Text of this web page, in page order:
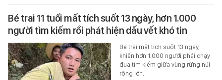
Bé trai 11 tuổi mất tích suốt 13 ngày, hơn 1.000
người tìm kiếm rồi phát hiện dấu vết khó tin
Bé trai mất tích suốt 13 ngày,
khiến hơn 1.000 người phải chạy
đua tìm kiếm giữa vùng rừng núi
rộng lớn.